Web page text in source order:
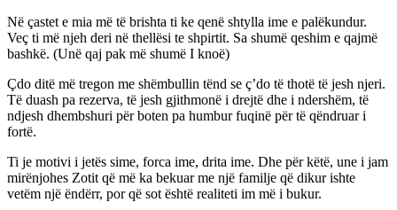
Në çastet e mia më të brishta ti ke qenë shtylla ime e palëkundur.
Veç ti më njeh deri në thellësi te shpirtit. Sa shumë qeshim e qajmë
bashkë. (Unë qaj pak më shumë I knoë)
Çdo ditë më tregon me shëmbullin tënd se ç’do të thotë të jesh njeri.
Të duash pa rezerva, të jesh gjithmonë i drejtë dhe i ndershëm, të
ndjesh dhembshuri për boten pa humbur fuqinë për të qëndruar i
fortë.
Ti je motivi i jetës sime, forca ime, drita ime. Dhe për këtë, une i jam
mirënjohes Zotit që më ka bekuar me një familje që dikur ishte
vetëm një ëndërr, por që sot është realiteti im më i bukur.